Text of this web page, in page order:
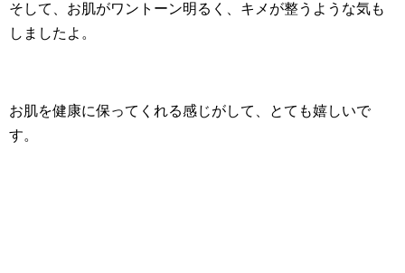
そして、お肌がワントーン明るく、キメが整うような気も
しましたよ。
お肌を健康に保ってくれる感じがして、とても嬉しいで
す。